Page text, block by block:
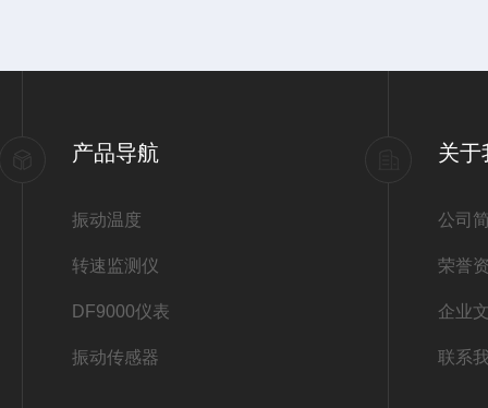
产品导航
振动温度
转速监测仪
DF9000仪表
振动传感器
关于
公司
荣誉
企业
联系